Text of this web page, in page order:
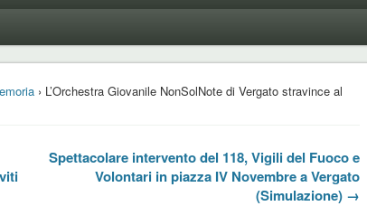
› L’Orchestra Giovanile NonSolNote di Vergato stravince al
Spettacolare intervento del 118, Vigili del Fuoco e
Volontari in piazza IV Novembre a Vergato
(Simulazione) →